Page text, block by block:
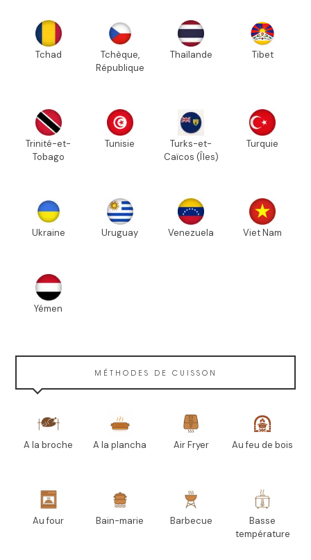
Tchad
Tchèque,
République
Thaïlande Tibet
Trinité-et-
Tobago
Tunisie
Turks-et-
Caïcos (Îles)
Turquie
Ukraine Uruguay Venezuela Viet Nam
Yémen
MÉTHODES DE CUISSON
A la broche A la plancha Air Fryer Au feu de bois
Au four Bain-marie Barbecue
Basse
température